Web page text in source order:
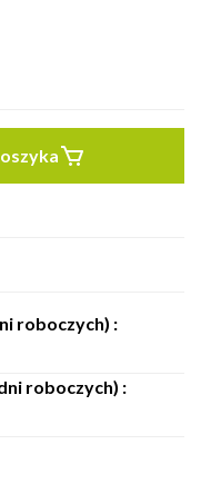
roboczych) :
roboczych) :